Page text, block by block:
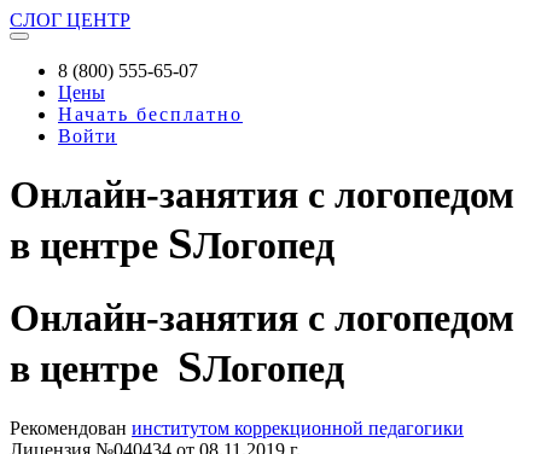
СЛОГ ЦЕНТР
8 (800) 555-65-07
Цены
Начать бесплатно
Войти
Онлайн-занятия с логопедом
в центре SЛогопед
Онлайн-занятия с логопедом
в центре SЛогопед
Рекомендован институтом коррекционной педагогики